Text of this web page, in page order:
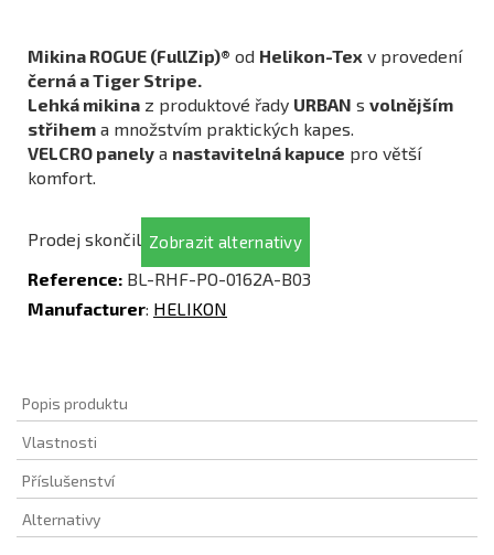
Mikina ROGUE (FullZip)® od Helikon-Tex v provedení
černá a Tiger Stripe.
Lehká mikina z produktové řady URBAN s volnějším
střihem a množstvím praktických kapes.
VELCRO panely a nastavitelná kapuce pro větší
komfort.
Prodej skončil Zobrazit alternativy
Reference: BL-RHF-PO-0162A-B03
Manufacturer: HELIKON
Popis produktu
Vlastnosti
Příslušenství
Alternativy